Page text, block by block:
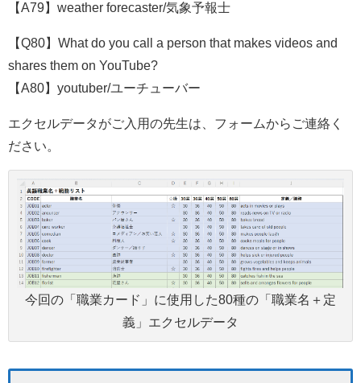
【A79】weather forecaster/気象予報士
【Q80】What do you call a person that makes videos and
shares them on YouTube?
【A80】youtuber/ユーチューバー
エクセルデータがご入用の先生は、フォームからご連絡く
ださい。
今回の「職業カード」に使用した80種の「職業名＋定
義」エクセルデータ